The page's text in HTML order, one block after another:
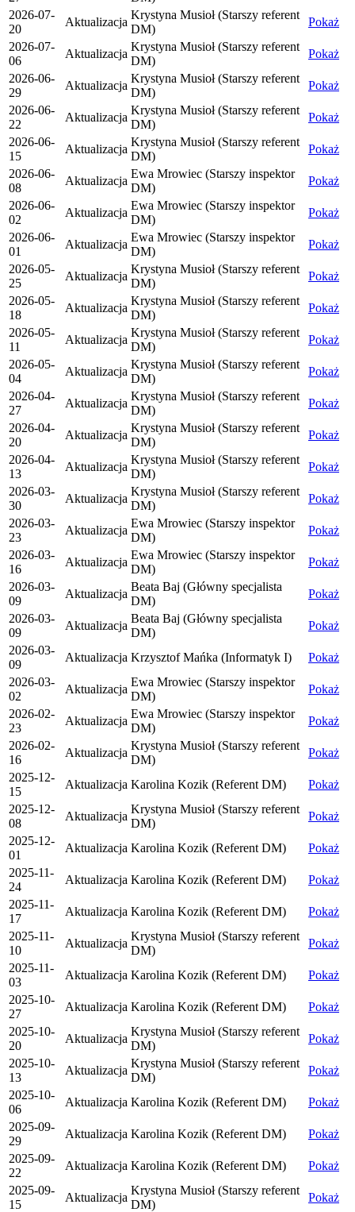
2026-07-
20
Aktualizacja
Krystyna Musioł (Starszy referent
DM)
Pokaż
2026-07-
06
Aktualizacja
Krystyna Musioł (Starszy referent
DM)
Pokaż
2026-06-
29
Aktualizacja
Krystyna Musioł (Starszy referent
DM)
Pokaż
2026-06-
22
Aktualizacja
Krystyna Musioł (Starszy referent
DM)
Pokaż
2026-06-
15
Aktualizacja
Krystyna Musioł (Starszy referent
DM)
Pokaż
2026-06-
08
Aktualizacja
Ewa Mrowiec (Starszy inspektor
DM)
Pokaż
2026-06-
02
Aktualizacja
Ewa Mrowiec (Starszy inspektor
DM)
Pokaż
2026-06-
01
Aktualizacja
Ewa Mrowiec (Starszy inspektor
DM)
Pokaż
2026-05-
25
Aktualizacja
Krystyna Musioł (Starszy referent
DM)
Pokaż
2026-05-
18
Aktualizacja
Krystyna Musioł (Starszy referent
DM)
Pokaż
2026-05-
11
Aktualizacja
Krystyna Musioł (Starszy referent
DM)
Pokaż
2026-05-
04
Aktualizacja
Krystyna Musioł (Starszy referent
DM)
Pokaż
2026-04-
27
Aktualizacja
Krystyna Musioł (Starszy referent
DM)
Pokaż
2026-04-
20
Aktualizacja
Krystyna Musioł (Starszy referent
DM)
Pokaż
2026-04-
13
Aktualizacja
Krystyna Musioł (Starszy referent
DM)
Pokaż
2026-03-
30
Aktualizacja
Krystyna Musioł (Starszy referent
DM)
Pokaż
2026-03-
23
Aktualizacja
Ewa Mrowiec (Starszy inspektor
DM)
Pokaż
2026-03-
16
Aktualizacja
Ewa Mrowiec (Starszy inspektor
DM)
Pokaż
2026-03-
09
Aktualizacja
Beata Baj (Główny specjalista
DM)
Pokaż
2026-03-
09
Aktualizacja
Beata Baj (Główny specjalista
DM)
Pokaż
2026-03-
09
Aktualizacja Krzysztof Mańka (Informatyk I)
Pokaż
2026-03-
02
Aktualizacja
Ewa Mrowiec (Starszy inspektor
DM)
Pokaż
2026-02-
23
Aktualizacja
Ewa Mrowiec (Starszy inspektor
DM)
Pokaż
2026-02-
16
Aktualizacja
Krystyna Musioł (Starszy referent
DM)
Pokaż
2025-12-
15
Aktualizacja Karolina Kozik (Referent DM)
Pokaż
2025-12-
08
Aktualizacja
Krystyna Musioł (Starszy referent
DM)
Pokaż
2025-12-
01
Aktualizacja Karolina Kozik (Referent DM)
Pokaż
2025-11-
24
Aktualizacja Karolina Kozik (Referent DM)
Pokaż
2025-11-
17
Aktualizacja Karolina Kozik (Referent DM)
Pokaż
2025-11-
10
Aktualizacja
Krystyna Musioł (Starszy referent
DM)
Pokaż
2025-11-
03
Aktualizacja Karolina Kozik (Referent DM)
Pokaż
2025-10-
27
Aktualizacja Karolina Kozik (Referent DM)
Pokaż
2025-10-
20
Aktualizacja
Krystyna Musioł (Starszy referent
DM)
Pokaż
2025-10-
13
Aktualizacja
Krystyna Musioł (Starszy referent
DM)
Pokaż
2025-10-
06
Aktualizacja Karolina Kozik (Referent DM)
Pokaż
2025-09-
29
Aktualizacja Karolina Kozik (Referent DM)
Pokaż
2025-09-
22
Aktualizacja Karolina Kozik (Referent DM)
Pokaż
2025-09-
15
Aktualizacja
Krystyna Musioł (Starszy referent
DM)
Pokaż